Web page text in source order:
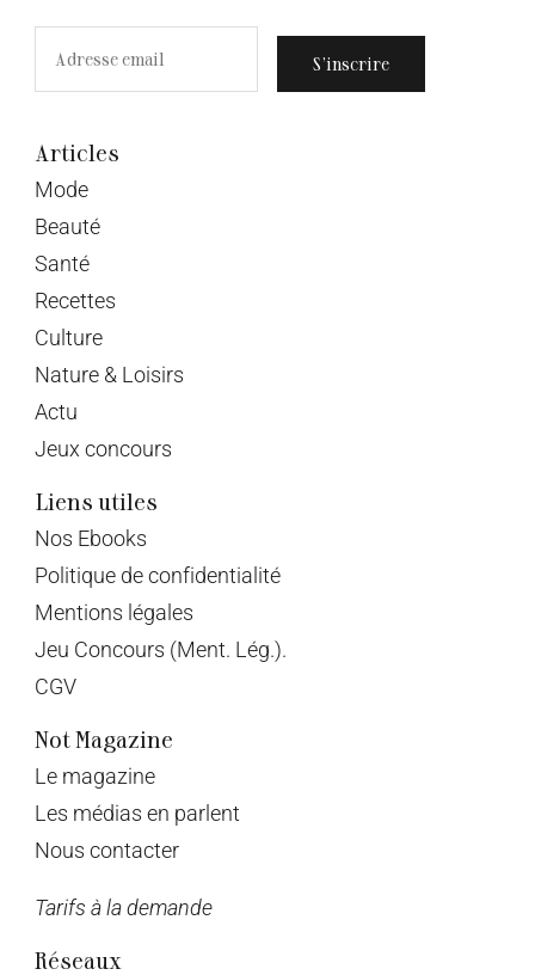
S’inscrire
Articles
Mode
Beauté
Santé
Recettes
Culture
Nature & Loisirs
Actu
Jeux concours
Liens utiles
Nos Ebooks
Politique de confidentialité
Mentions légales
Jeu Concours (Ment. Lég.).
CGV
Not Magazine
Le magazine
Les médias en parlent
Nous contacter
Tarifs à la demande
Réseaux